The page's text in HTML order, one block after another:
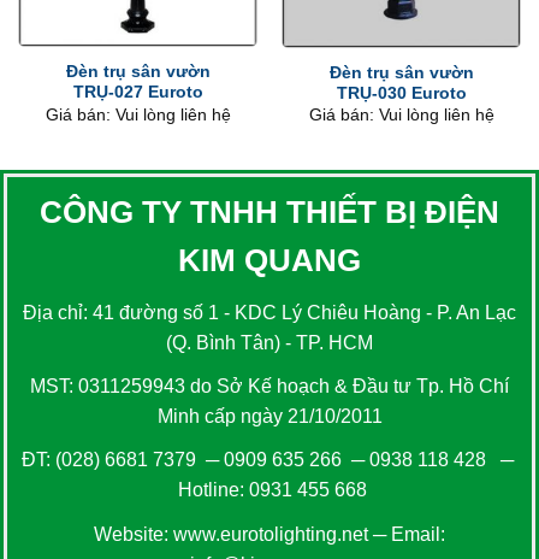
Đèn trụ sân vườn
TRỤ-027 Euroto
Giá bán: Vui lòng liên hệ
Đèn trụ sân vườn
TRỤ-030 Euroto
Giá bán: Vui lòng liên hệ
CÔNG TY TNHH THIẾT BỊ ĐIỆN
KIM QUANG
Địa chỉ: 41 đường số 1 - KDC Lý Chiêu Hoàng - P. An Lạc
(Q. Bình Tân) - TP. HCM
MST: 0311259943 do Sở Kế hoạch & Đầu tư Tp. Hồ Chí
Minh cấp ngày 21/10/2011
ĐT: (028) 6681 7379 ─0909 635 266─0938 118 428─
Hotline: 0931 455 668
Website: www.eurotolighting.net─ Email: